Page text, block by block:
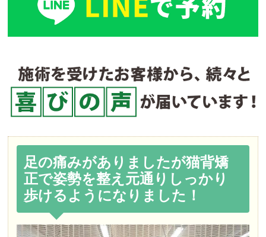
足の痛みがありましたが猫背矯
正で姿勢を整え元通りしっかり
歩けるようになりました！